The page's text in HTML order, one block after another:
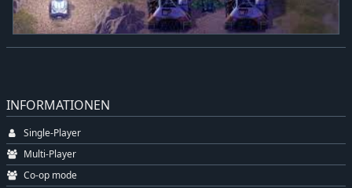
INFORMATIONEN
Single-Player
Multi-Player
Co-op mode